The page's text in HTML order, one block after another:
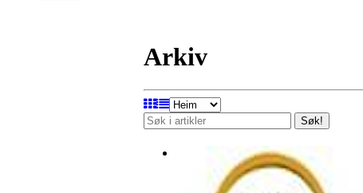
Arkiv
Søk!